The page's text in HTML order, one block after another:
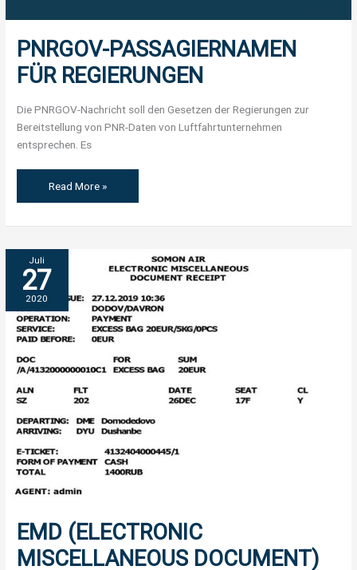
PNRGOV-PASSAGIERNAMEN
FÜR REGIERUNGEN
Die PNRGOV-Nachricht soll den Gesetzen der Regierungen zur
Bereitstellung von PNR-Daten von Luftfahrtunternehmen
entsprechen. Es
Read More »
Juli
27
2020
EMD (ELECTRONIC
MISCELLANEOUS DOCUMENT)
(ELECTRONIC
MISCELLANEOUS
DOCUMENT)